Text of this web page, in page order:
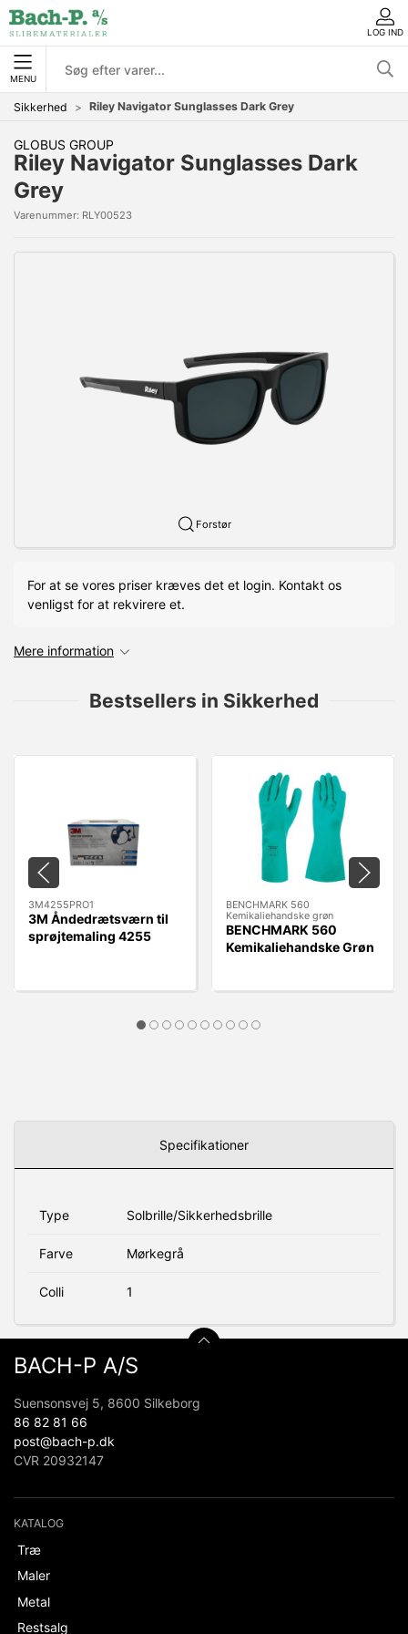
LOG IND
MENU
Sikkerhed Riley Navigator Sunglasses Dark Grey
GLOBUS GROUP
Riley Navigator Sunglasses Dark
Grey
Varenummer: RLY00523
Forstør
For at se vores priser kræves det et login. Kontakt os
venligst for at rekvirere et.
Mere information
Bestsellers in Sikkerhed
3M4255PRO1
3M Åndedrætsværn til
sprøjtemaling 4255
BENCHMARK 560
Kemikaliehandske grøn
BENCHMARK 560
Kemikaliehandske Grøn
Specifikationer
Type Solbrille/Sikkerhedsbrille
Farve Mørkegrå
Colli 1
BACH-P A/S
Suensonsvej 5, 8600 Silkeborg
86 82 81 66
post@bach-p.dk
CVR 20932147
KATALOG
Træ
Maler
Metal
Restsalg